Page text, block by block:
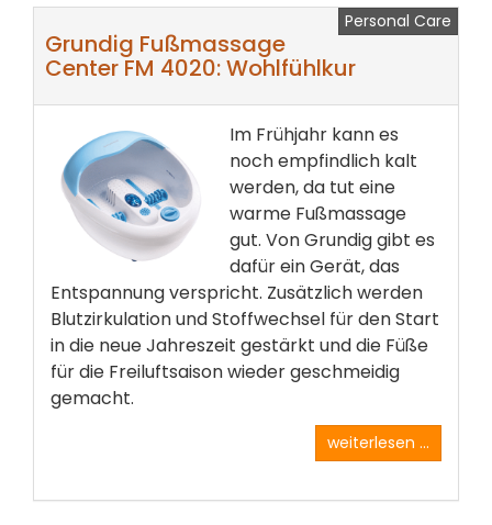
Personal Care
Grundig Fußmassage
Center FM 4020: Wohlfühlkur
Im Frühjahr kann es
noch empfindlich kalt
werden, da tut eine
warme Fußmassage
gut. Von Grundig gibt es
dafür ein Gerät, das
Entspannung verspricht. Zusätzlich werden
Blutzirkulation und Stoffwechsel für den Start
in die neue Jahreszeit gestärkt und die Füße
für die Freiluftsaison wieder geschmeidig
gemacht.
weiterlesen ...